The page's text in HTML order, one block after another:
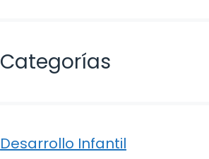
Categorías
Desarrollo Infantil